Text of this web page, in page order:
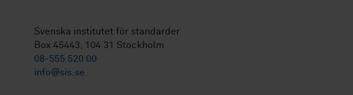
Svenska institutet för standarder
Box 45443, 104 31 Stockholm
08-555 520 00
info@sis.se